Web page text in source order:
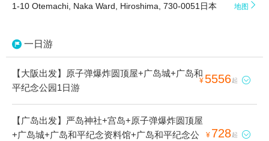
1-10 Otemachi, Naka Ward, Hiroshima, 730-0051日本 地图 
一日游
【大阪出发】原子弹爆炸圆顶屋+广岛城+广岛和
平纪念公园1日游
¥ 5556起 
【广岛出发】严岛神社+宫岛+原子弹爆炸圆顶屋
+广岛城+广岛和平纪念资料馆+广岛和平纪念公
¥ 728起 